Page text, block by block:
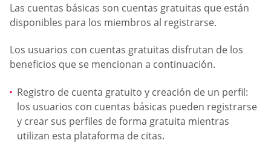
Las cuentas básicas son cuentas gratuitas que están
disponibles para los miembros al registrarse.
Los usuarios con cuentas gratuitas disfrutan de los
beneficios que se mencionan a continuación.
Registro de cuenta gratuito y creación de un perfil:
los usuarios con cuentas básicas pueden registrarse
y crear sus perfiles de forma gratuita mientras
utilizan esta plataforma de citas.